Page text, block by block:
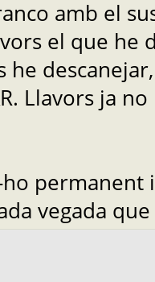
amb el
el que he
he
Llavors ja
ho
vegada